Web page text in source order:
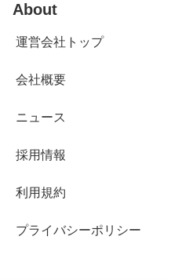
About
運営会社トップ
会社概要
ニュース
採用情報
利用規約
プライバシーポリシー